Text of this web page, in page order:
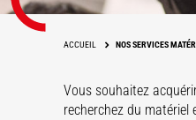
ACCUEIL NOS SERVICES
Vous souhaitez
recherchez du matériel